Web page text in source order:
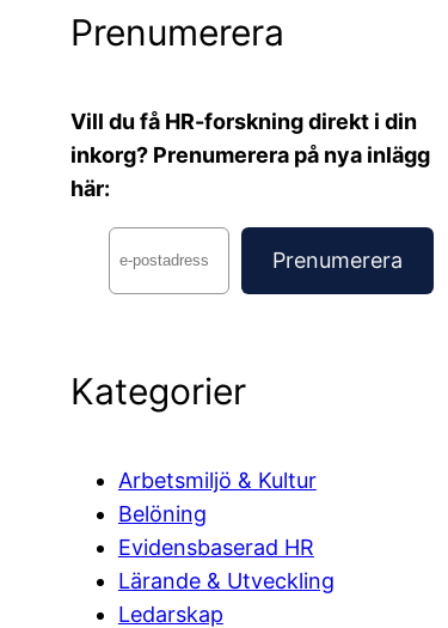
Prenumerera
Vill du få HR-forskning direkt i din
inkorg? Prenumerera på nya inlägg
här:
Kategorier
Arbetsmiljö & Kultur
Belöning
Evidensbaserad HR
Lärande & Utveckling
Ledarskap